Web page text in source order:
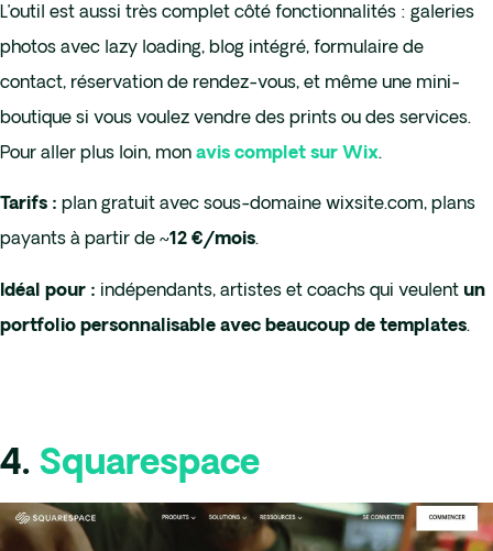
L’outil est aussi très complet côté fonctionnalités : galeries
photos avec lazy loading, blog intégré, formulaire de
contact, réservation de rendez-vous, et même une mini-
boutique si vous voulez vendre des prints ou des services.
Pour aller plus loin, mon avis complet sur Wix.
Tarifs : plan gratuit avec sous-domaine wixsite.com, plans
payants à partir de ~12 €/mois.
Idéal pour : indépendants, artistes et coachs qui veulent un
portfolio personnalisable avec beaucoup de templates.
4. Squarespace